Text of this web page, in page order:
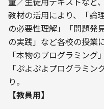
教材の活用により、「論
の必要性理解」「問題発
の実践」など各校の授業
「本物のプログラミング
「ぷよぷよプログラミ
り。
【教員用】